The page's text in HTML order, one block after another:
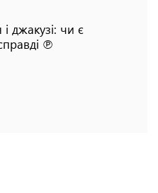
джакузі: чи є
℗